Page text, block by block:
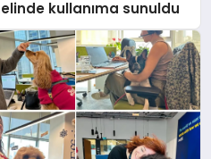
kullanıma sunuldu